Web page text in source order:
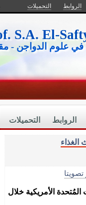
الروابط التحميلات
التحميلات الروابط
الغذاء
تصويتا
المُتحدة الأمريكية خلال